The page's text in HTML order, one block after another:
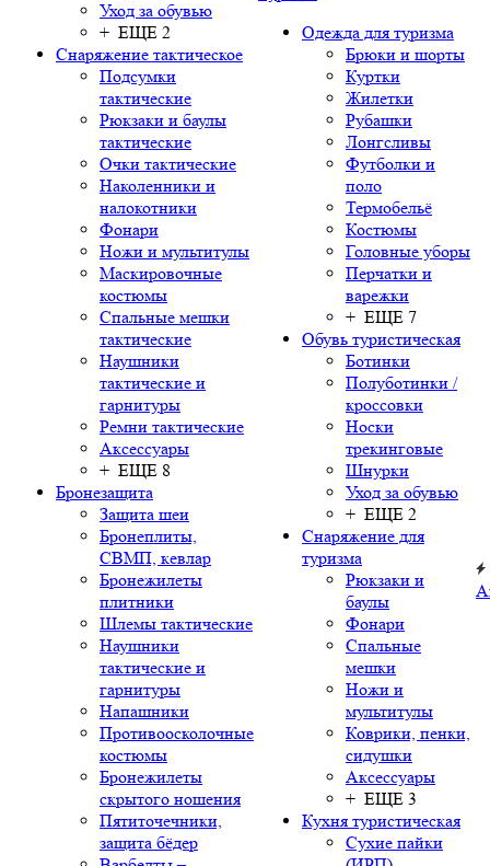
Уход за обувью
+ ЕЩЕ 2
Снаряжение тактическое
Подсумки
тактические
Рюкзаки и баулы
тактические
Очки тактические
Наколенники и
налокотники
Фонари
Ножи и мультитулы
Маскировочные
костюмы
Спальные мешки
тактические
Наушники
тактические и
гарнитуры
Ремни тактические
Аксессуары
+ ЕЩЕ 8
Бронезащита
Защита шеи
Бронеплиты,
СВМП, кевлар
Бронежилеты
плитники
Шлемы тактические
Наушники
тактические и
гарнитуры
Напашники
Противоосколочные
костюмы
Бронежилеты
скрытого ношения
Пятиточечники,
защита бёдер
Одежда для туризма
Брюки и шорты
Куртки
Жилетки
Рубашки
Лонгсливы
Футболки и
поло
Термобельё
Костюмы
Головные уборы
Перчатки и
варежки
+ ЕЩЕ 7
Обувь туристическая
Ботинки
Полуботинки /
кроссовки
Носки
трекинговые
Шнурки
Уход за обувью
+ ЕЩЕ 2
Снаряжение для
туризма
Рюкзаки и
баулы
Фонари
Спальные
мешки
Ножи и
мультитулы
Коврики, пенки,
сидушки
Аксессуары
+ ЕЩЕ 3
Кухня туристическая
Сухие пайки